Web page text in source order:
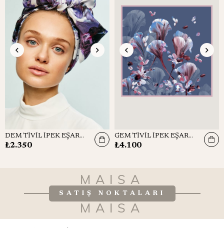
DEM TİVİL İPEK EŞARP 90x90
₺2.350
GEM TİVİL İPEK EŞARP 90*90 CM - GRİ MAVİ
₺4.100
MAISA
SATIŞ NOKTALARI
MAISA